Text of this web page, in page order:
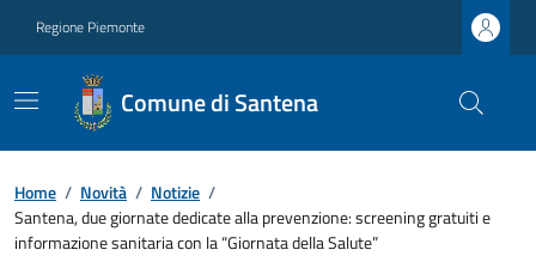
Regione Piemonte
Comune di Santena
Home / Novità / Notizie /
Santena, due giornate dedicate alla prevenzione: screening gratuiti e
informazione sanitaria con la “Giornata della Salute”